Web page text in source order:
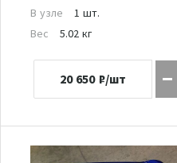
В узле
1 шт.
Вес
5.02 кг
20 650 ₽/шт